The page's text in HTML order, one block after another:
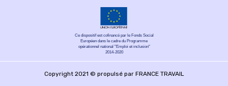
Ce dispositif est cofinancé par le Fonds Social
Européen dans le cadre du Programme
opérationnel national "Emploi et inclusion"
2014-2020
Copyright 2021 © propulsé par FRANCE TRAVAIL